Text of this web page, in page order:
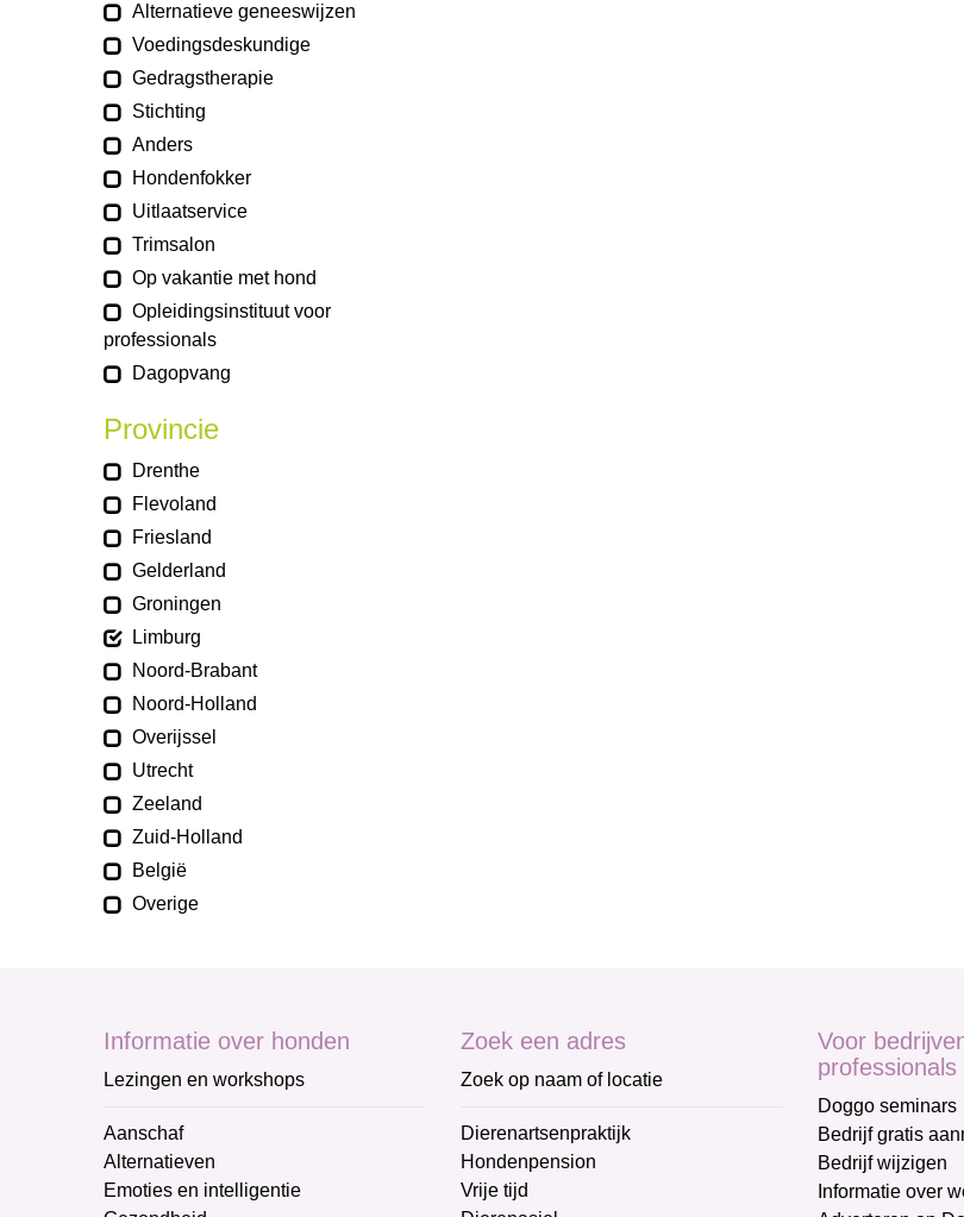
Alternatieve geneeswijzen
Voedingsdeskundige
Gedragstherapie
Stichting
Anders
Hondenfokker
Uitlaatservice
Trimsalon
Op vakantie met hond
Opleidingsinstituut voor
professionals
Dagopvang
Provincie
Drenthe
Flevoland
Friesland
Gelderland
Groningen
Limburg
Noord-Brabant
Noord-Holland
Overijssel
Utrecht
Zeeland
Zuid-Holland
België
Overige
Informatie over honden
Lezingen en workshops
Aanschaf
Alternatieven
Emoties en intelligentie
Zoek een adres
Zoek op naam of locatie
Dierenartsenpraktijk
Hondenpension
Vrije tijd
Voor
professionals
Doggo seminars
Bedrijf gratis
Bedrijf wijzigen
Informatie over